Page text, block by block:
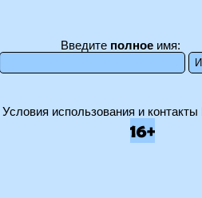
Введите полное имя:
Условия использования и контакты